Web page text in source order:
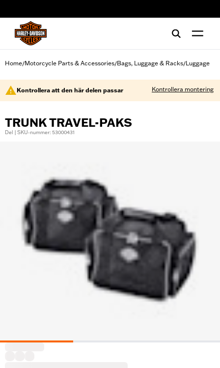
Home/Motorcycle Parts & Accessories/Bags, Luggage & Racks/Luggage
Kontrollera att den här delen passar Kontrollera montering
TRUNK TRAVEL-PAKS
Del | SKU-nummer: 53000431